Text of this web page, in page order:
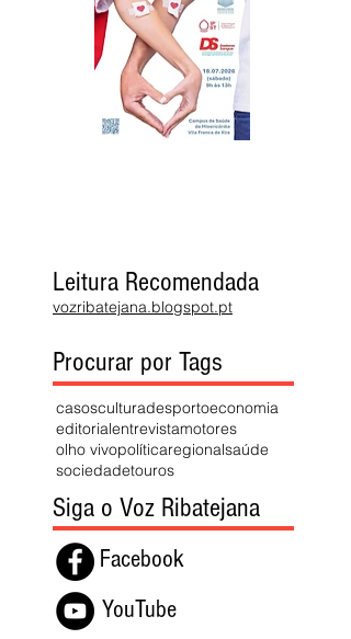
Leitura Recomendada
vozribatejana.blogspot.pt
Procurar por Tags
casosculturadesportoeconomia
editorialentrevistamotores
olho vivopolíticaregionalsaúde
sociedadetouros
Siga o Voz Ribatejana
Facebook
YouTube